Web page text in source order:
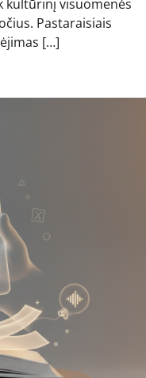
kultūrinį visuomenės
Pastaraisiais
[…]